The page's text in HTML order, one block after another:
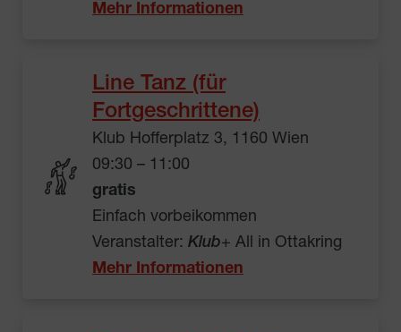
Mehr Informationen
Line Tanz (für
Fortgeschrittene)
Klub Hofferplatz 3, 1160 Wien
09:30 – 11:00
gratis
Einfach vorbeikommen
Veranstalter: Klub+ All in Ottakring
Mehr Informationen